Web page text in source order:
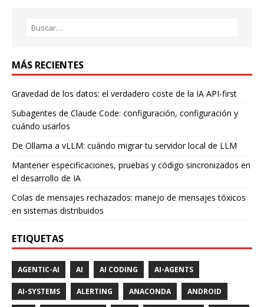
MÁS RECIENTES
Gravedad de los datos: el verdadero coste de la IA API-first
Subagentes de Claude Code: configuración, configuración y
cuándo usarlos
De Ollama a vLLM: cuándo migrar tu servidor local de LLM
Mantener especificaciones, pruebas y código sincronizados en
el desarrollo de IA
Colas de mensajes rechazados: manejo de mensajes tóxicos
en sistemas distribuidos
ETIQUETAS
AGENTIC-AI AI AI CODING AI-AGENTS
AI-SYSTEMS ALERTING ANACONDA ANDROID